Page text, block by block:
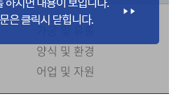
가공 및 유통
양식 및 환경
어업 및 자원